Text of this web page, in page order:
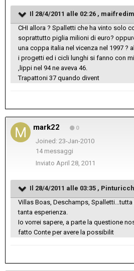
Il 28/4/2011 alle 02:26 ,
CHI allora ? Spalletti che ha vinto solo
soprattutto piglia milioni di euro?
una coppa italia nel vicenza nel 1997 ?
i progetti ed i cicli lunghi si fanno con
,lippi nel 94 ne aveva 46.
Trapattoni 37 quando divent
mark22 0
Joined: 23-Jan-2010
14 messaggi
Inviato April 28, 2011
Il 28/4/2011 alle 03:35 ,
Villas Boas, Deschamps,
tanta esperienza.
Io vorrei sapere, a parte la questione
fatto Conte per avere la possibilit